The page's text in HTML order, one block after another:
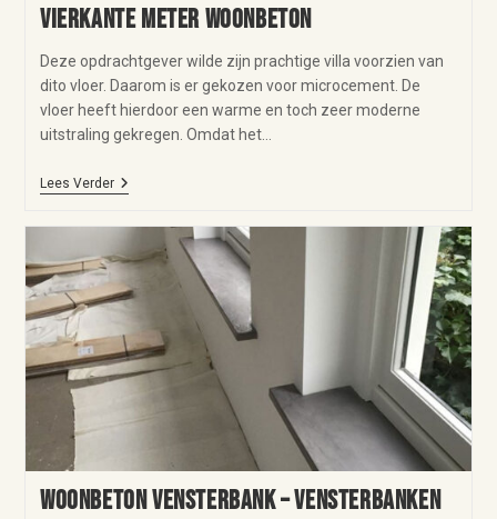
vierkante meter woonbeton
Deze opdrachtgever wilde zijn prachtige villa voorzien van
dito vloer. Daarom is er gekozen voor microcement. De
vloer heeft hierdoor een warme en toch zeer moderne
uitstraling gekregen. Omdat het…
Lees Verder
Woonbeton vensterbank – vensterbanken